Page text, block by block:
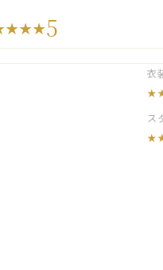
5
衣
ス